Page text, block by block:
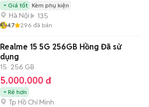
Giá tốt Kèm phụ kiện
Hà Nội 135
4.7 296 đã bán
Realme 15 5G 256GB Hồng Đã sử
dụng
15 256 GB
5.000.000 đ
Rẻ hơn
Tp Hồ Chí Minh